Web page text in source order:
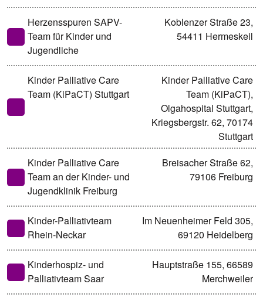
Herzensspuren SAPV-
Team für Kinder und
Jugendliche
Koblenzer Straße 23,
54411 Hermeskeil
Kinder Palliative Care
Team (KiPaCT) Stuttgart
Kinder Palliative Care
Team (KiPaCT),
Olgahospital Stuttgart,
Kriegsbergstr. 62, 70174
Stuttgart
Kinder Palliative Care
Team an der Kinder- und
Jugendklinik Freiburg
Breisacher Straße 62,
79106 Freiburg
Kinder-Palliativteam
Rhein-Neckar
Im Neuenheimer Feld 305,
69120 Heidelberg
Kinderhospiz- und
Palliativteam Saar
Hauptstraße 155, 66589
Merchweiler